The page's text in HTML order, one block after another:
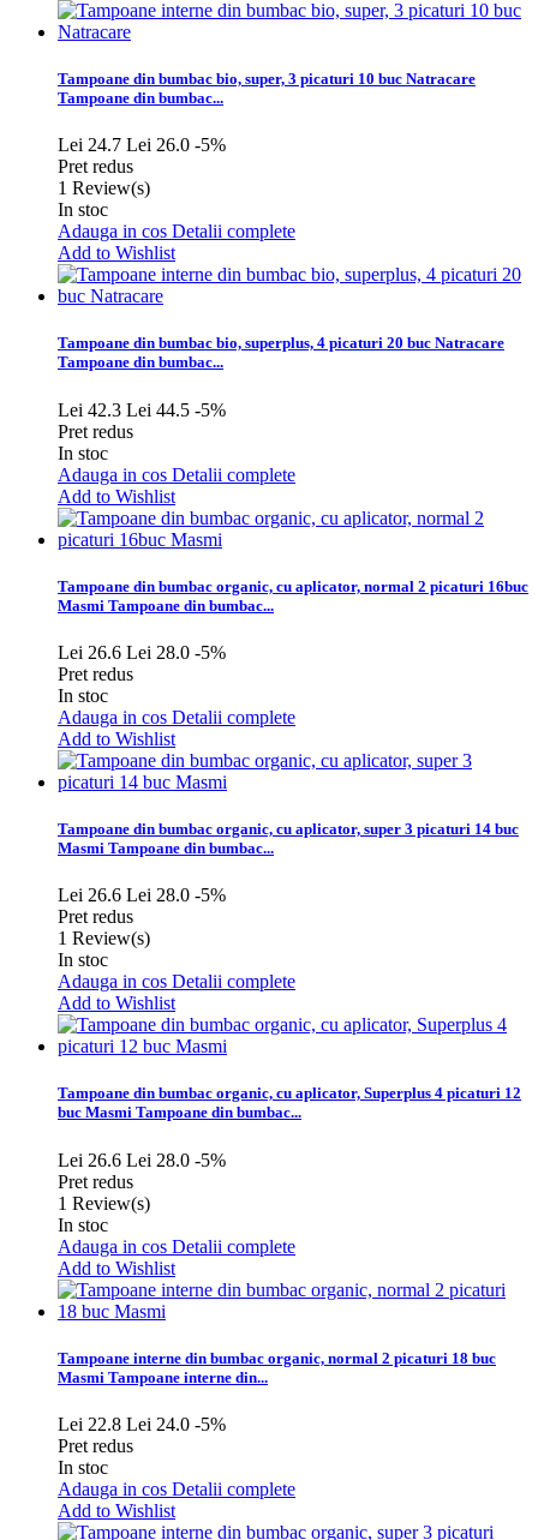
Tampoane din bumbac bio, super, 3 picaturi 10 buc Natracare
Tampoane din bumbac...
Lei 24.7 Lei 26.0 -5%
Pret redus
1 Review(s)
In stoc
Adauga in cos Detalii complete
Add to Wishlist
Tampoane din bumbac bio, superplus, 4 picaturi 20 buc Natracare
Tampoane din bumbac...
Lei 42.3 Lei 44.5 -5%
Pret redus
In stoc
Adauga in cos Detalii complete
Add to Wishlist
Tampoane din bumbac organic, cu aplicator, normal 2 picaturi 16buc
Masmi Tampoane din bumbac...
Lei 26.6 Lei 28.0 -5%
Pret redus
In stoc
Adauga in cos Detalii complete
Add to Wishlist
Tampoane din bumbac organic, cu aplicator, super 3 picaturi 14 buc
Masmi Tampoane din bumbac...
Lei 26.6 Lei 28.0 -5%
Pret redus
1 Review(s)
In stoc
Adauga in cos Detalii complete
Add to Wishlist
Tampoane din bumbac organic, cu aplicator, Superplus 4 picaturi 12
buc Masmi Tampoane din bumbac...
Lei 26.6 Lei 28.0 -5%
Pret redus
1 Review(s)
In stoc
Adauga in cos Detalii complete
Add to Wishlist
Tampoane interne din bumbac organic, normal 2 picaturi 18 buc
Masmi Tampoane interne din...
Lei 22.8 Lei 24.0 -5%
Pret redus
In stoc
Adauga in cos Detalii complete
Add to Wishlist